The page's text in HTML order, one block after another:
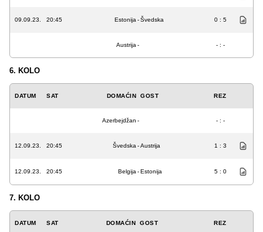
09.09.23. 20:45 Estonija -Švedska 0 : 5
Austrija - - : -
6. KOLO
DATUM SAT DOMAĆIN GOST REZ
Azerbejdžan - - : -
12.09.23. 20:45 Švedska -Austrija 1 : 3
12.09.23. 20:45 Belgija -Estonija 5 : 0
7. KOLO
DATUM SAT DOMAĆIN GOST REZ